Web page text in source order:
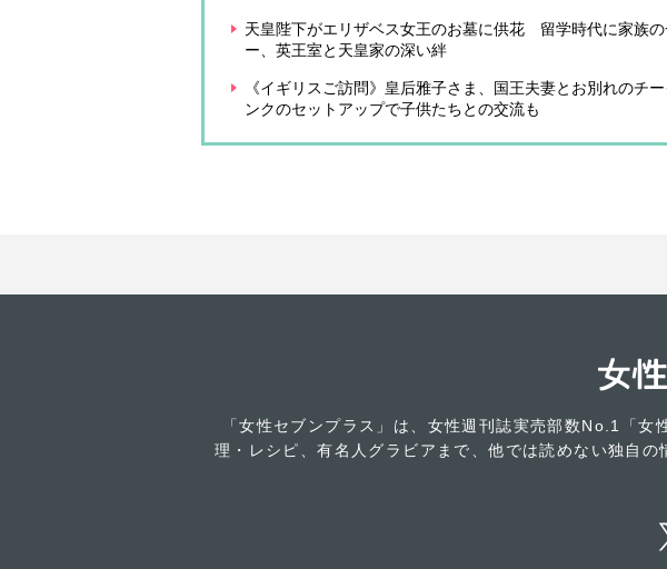
天皇陛下がエリザベス女王のお墓に供花 留学時代に家族の
ー、英王室と天皇家の深い絆
《イギリスご訪問》皇后雅子さま、国王夫妻とお別れの
ンクのセットアップで子供たちとの交流も
「女性セブンプラス」は、女性週刊誌実売部数No.1「
理・レシピ、有名人グラビアまで、他では読めない独自